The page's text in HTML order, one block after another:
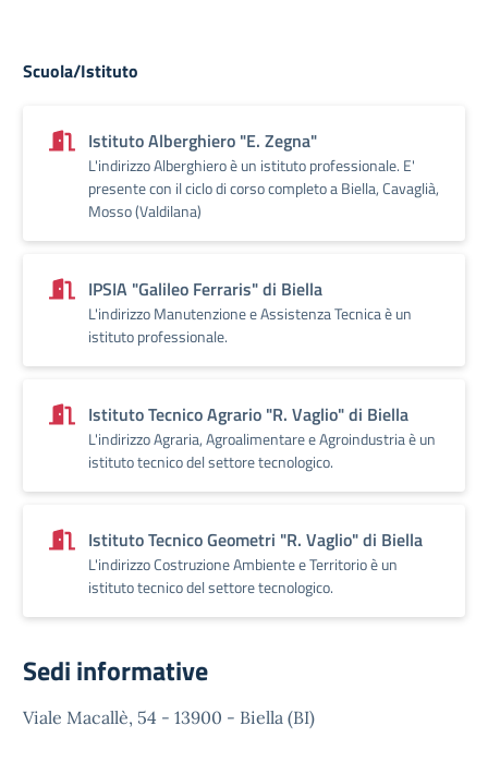
Scuola/Istituto
Istituto Alberghiero "E. Zegna"
L'indirizzo Alberghiero è un istituto professionale. E'
presente con il ciclo di corso completo a Biella, Cavaglià,
Mosso (Valdilana)
IPSIA "Galileo Ferraris" di Biella
L'indirizzo Manutenzione e Assistenza Tecnica è un
istituto professionale.
Istituto Tecnico Agrario "R. Vaglio" di Biella
L'indirizzo Agraria, Agroalimentare e Agroindustria è un
istituto tecnico del settore tecnologico.
Istituto Tecnico Geometri "R. Vaglio" di Biella
L'indirizzo Costruzione Ambiente e Territorio è un
istituto tecnico del settore tecnologico.
Sedi informative
Viale Macallè, 54 - 13900 - Biella (BI)